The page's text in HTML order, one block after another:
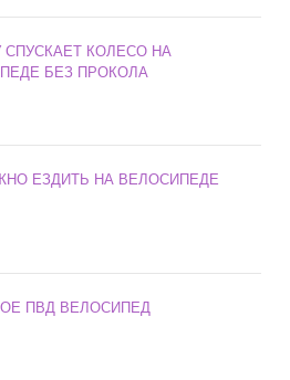
КОЛЕСО НА
БЕЗ ПРОКОЛА
ЕЗДИТЬ НА ВЕЛОСИПЕДЕ
ПВД ВЕЛОСИПЕД